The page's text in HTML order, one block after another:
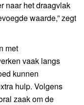
naar het draagvlak
waarde,” zegt
met
vaak langs
kunnen
hulp. Volgens
zaak om de